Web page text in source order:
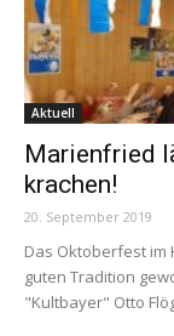
Aktuell
Marienfried
krachen!
20. September 2019
Das Oktoberfest
guten Tradition
"Kultbayer" Otto